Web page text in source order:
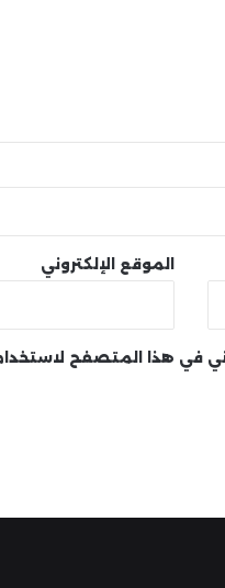
الموقع الإلكتروني
في هذا المتصفح